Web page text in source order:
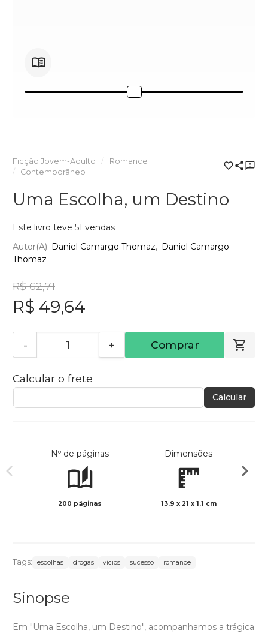
Ficção Jovem-Adulto
Romance
Contemporâneo
Uma Escolha, um Destino
Este livro teve 51 vendas
Autor(a): Daniel Camargo Thomaz
Daniel Camargo
Thomaz
R$ 62,71
R$ 49,64
- + Comprar
Calcular o frete
Calcular
Nº de páginas
200 páginas
Dimensões
13.9 x 21 x 1.1 cm
Tags: escolhas drogas vícios sucesso romance
Sinopse
Em "Uma Escolha, um Destino", acompanhamos a trágica